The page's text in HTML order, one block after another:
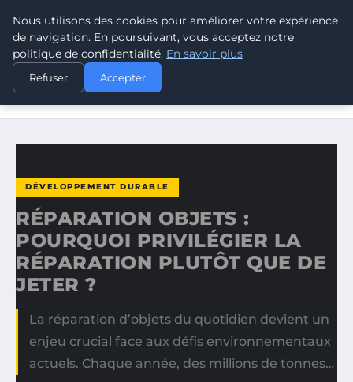
CLIMATE GUARDIAN
ACCUEIL
DÉVELOPPEMENT DURABLE
RÉPARATION OBJETS : POURQUOI PRIVILÉGIER LA
DÉVELOPPEMENT DURABLE
RÉPARATION OBJETS :
POURQUOI PRIVILÉGIER LA
RÉPARATION PLUTÔT QUE DE
JETER ?
La réparation d’objets du quotidien devient un
enjeu crucial face aux défis environnementaux
actuels. Chaque année, des millions de tonnes…
Nous utilisons des cookies pour améliorer votre expérience
de navigation. En poursuivant, vous acceptez notre
politique de confidentialité. En savoir plus
Refuser Accepter